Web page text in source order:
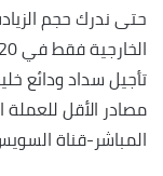
حتى ندرك حجم
تأجيل سداد ودائع
مصادر الأقل للعملة
المباشر-قناة السويس)